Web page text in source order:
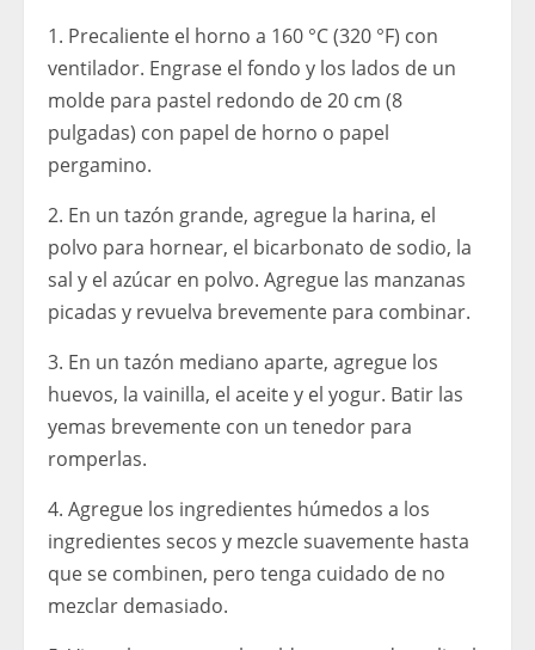
1. Precaliente el horno a 160 °C (320 °F) con
ventilador. Engrase el fondo y los lados de un
molde para pastel redondo de 20 cm (8
pulgadas) con papel de horno o papel
pergamino.
2. En un tazón grande, agregue la harina, el
polvo para hornear, el bicarbonato de sodio, la
sal y el azúcar en polvo. Agregue las manzanas
picadas y revuelva brevemente para combinar.
3. En un tazón mediano aparte, agregue los
huevos, la vainilla, el aceite y el yogur. Batir las
yemas brevemente con un tenedor para
romperlas.
4. Agregue los ingredientes húmedos a los
ingredientes secos y mezcle suavemente hasta
que se combinen, pero tenga cuidado de no
mezclar demasiado.